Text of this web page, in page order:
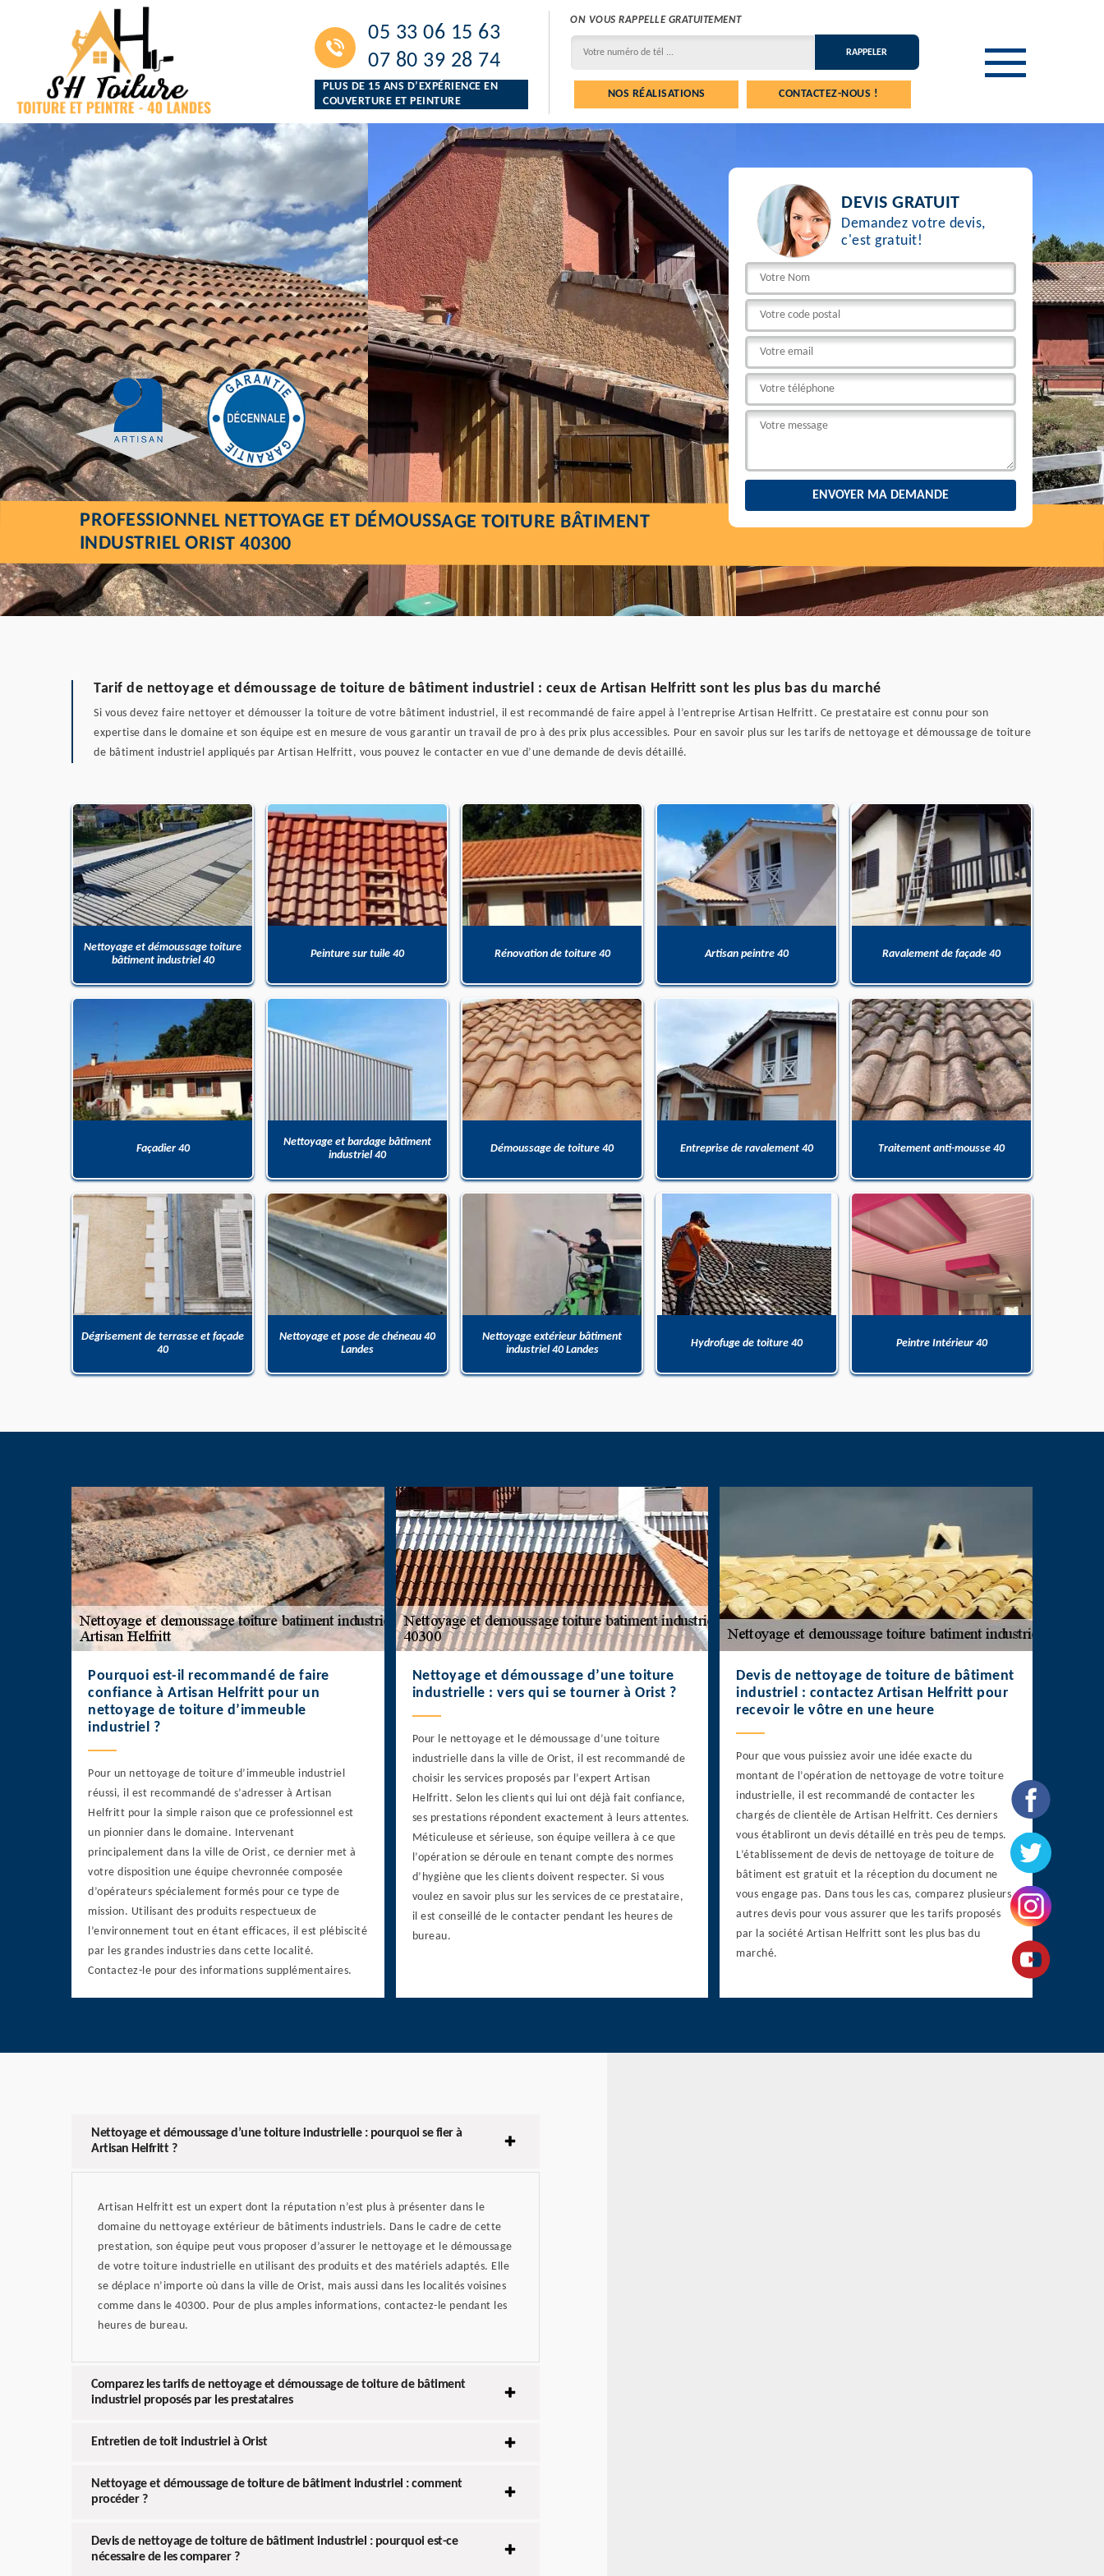
05 33 06 15 63
07 80 39 28 74
PLUS DE 15 ANS D’EXPÉRIENCE EN
COUVERTURE ET PEINTURE
ON VOUS RAPPELLE GRATUITEMENT
NOS RÉALISATIONS CONTACTEZ-NOUS !
DEVIS GRATUIT
Demandez votre devis,
c'est gratuit!
PROFESSIONNEL NETTOYAGE ET DÉMOUSSAGE TOITURE BÂTIMENT
INDUSTRIEL ORIST 40300
Tarif de nettoyage et démoussage de toiture de bâtiment industriel : ceux de Artisan Helfritt sont les plus bas du marché
Si vous devez faire nettoyer et démousser la toiture de votre bâtiment industriel, il est recommandé de faire appel à l’entreprise Artisan Helfritt. Ce prestataire est connu pour son
expertise dans le domaine et son équipe est en mesure de vous garantir un travail de pro à des prix plus accessibles. Pour en savoir plus sur les tarifs de nettoyage et démoussage de toiture
de bâtiment industriel appliqués par Artisan Helfritt, vous pouvez le contacter en vue d’une demande de devis détaillé.
Nettoyage et démoussage toiture
bâtiment industriel 40
Peinture sur tuile 40 Rénovation de toiture 40 Artisan peintre 40 Ravalement de façade 40
Façadier 40
Nettoyage et bardage bâtiment
industriel 40
Démoussage de toiture 40 Entreprise de ravalement 40 Traitement anti-mousse 40
Dégrisement de terrasse et façade
40
Nettoyage et pose de chéneau 40
Landes
Nettoyage extérieur bâtiment
industriel 40 Landes
Hydrofuge de toiture 40 Peintre Intérieur 40
Pourquoi est-il recommandé de faire
confiance à Artisan Helfritt pour un
nettoyage de toiture d’immeuble
industriel ?
Pour un nettoyage de toiture d’immeuble industriel
réussi, il est recommandé de s’adresser à Artisan
Helfritt pour la simple raison que ce professionnel est
un pionnier dans le domaine. Intervenant
principalement dans la ville de Orist, ce dernier met à
votre disposition une équipe chevronnée composée
d’opérateurs spécialement formés pour ce type de
mission. Utilisant des produits respectueux de
l’environnement tout en étant efficaces, il est plébiscité
par les grandes industries dans cette localité.
Contactez-le pour des informations supplémentaires.
Nettoyage et démoussage d’une toiture
industrielle : vers qui se tourner à Orist ?
Pour le nettoyage et le démoussage d’une toiture
industrielle dans la ville de Orist, il est recommandé de
choisir les services proposés par l’expert Artisan
Helfritt. Selon les clients qui lui ont déjà fait confiance,
ses prestations répondent exactement à leurs attentes.
Méticuleuse et sérieuse, son équipe veillera à ce que
l’opération se déroule en tenant compte des normes
d’hygiène que les clients doivent respecter. Si vous
voulez en savoir plus sur les services de ce prestataire,
il est conseillé de le contacter pendant les heures de
bureau.
Devis de nettoyage de toiture de bâtiment
industriel : contactez Artisan Helfritt pour
recevoir le vôtre en une heure
Pour que vous puissiez avoir une idée exacte du
montant de l’opération de nettoyage de votre toiture
industrielle, il est recommandé de contacter les
chargés de clientèle de Artisan Helfritt. Ces derniers
vous établiront un devis détaillé en très peu de temps.
L’établissement de devis de nettoyage de toiture de
bâtiment est gratuit et la réception du document ne
vous engage pas. Dans tous les cas, comparez plusieurs
autres devis pour vous assurer que les tarifs proposés
par la société Artisan Helfritt sont les plus bas du
marché.
Nettoyage et démoussage d’une toiture industrielle : pourquoi se fier à
Artisan Helfritt ?
Artisan Helfritt est un expert dont la réputation n’est plus à présenter dans le
domaine du nettoyage extérieur de bâtiments industriels. Dans le cadre de cette
prestation, son équipe peut vous proposer d’assurer le nettoyage et le démoussage
de votre toiture industrielle en utilisant des produits et des matériels adaptés. Elle
se déplace n’importe où dans la ville de Orist, mais aussi dans les localités voisines
comme dans le 40300. Pour de plus amples informations, contactez-le pendant les
heures de bureau.
Comparez les tarifs de nettoyage et démoussage de toiture de bâtiment
industriel proposés par les prestataires
Entretien de toit industriel à Orist
Nettoyage et démoussage de toiture de bâtiment industriel : comment
procéder ?
Devis de nettoyage de toiture de bâtiment industriel : pourquoi est-ce
nécessaire de les comparer ?